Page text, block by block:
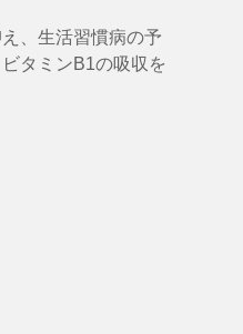
、生活習慣病の予
タミンB1の吸収を